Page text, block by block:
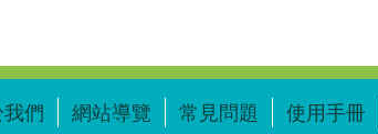
們 網站導覽 常見問題 使用手冊